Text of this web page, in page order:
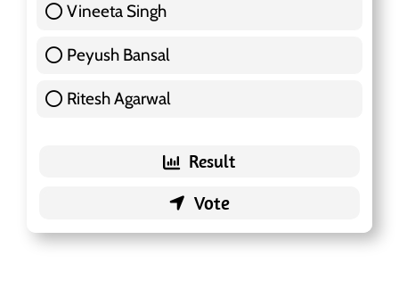
Vineeta Singh
Peyush Bansal
Ritesh Agarwal